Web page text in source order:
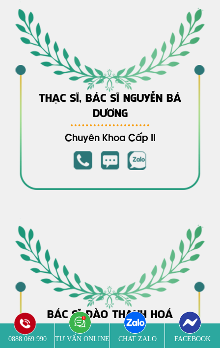
THẠC SĨ, BÁC SĨ NGUYỄN BÁ
Chuyên Khoa Cấp II
0888.069.990 TƯ VẤN ONLINE CHAT ZALO FACEBOOK